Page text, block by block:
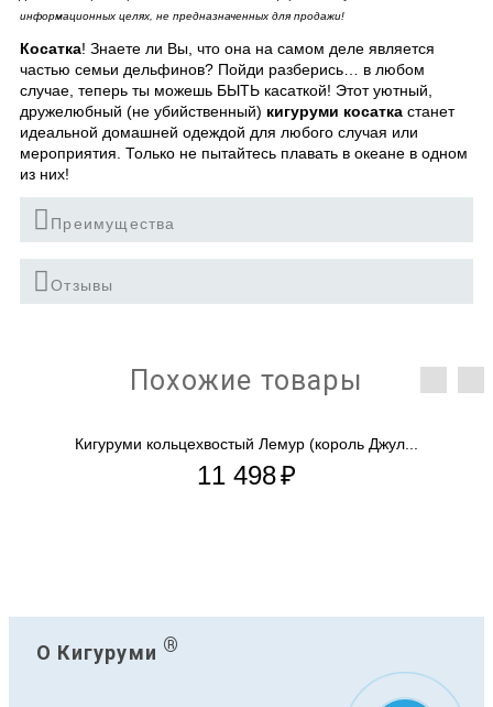
информационных целях, не предназначенных для продажи!
Косатка! Знаете ли Вы, что она на самом деле является
частью семьи дельфинов? Пойди разберись… в любом
случае, теперь ты можешь БЫТЬ касаткой! Этот уютный,
дружелюбный (не убийственный) кигуруми косатка станет
идеальной домашней одеждой для любого случая или
мероприятия. Только не пытайтесь плавать в океане в одном
из них!
Преимущества
Отзывы
Похожие товары
Кигуруми кольцехвостый Лемур (король Джул...
11 498₽
О Кигуруми ®